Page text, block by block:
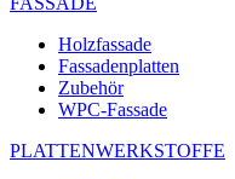
Holzfassade
Fassadenplatten
Zubehör
WPC-Fassade
PLATTENWERKSTOFFE